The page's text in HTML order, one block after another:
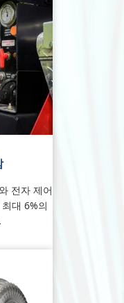
전자 제어
대 6%의